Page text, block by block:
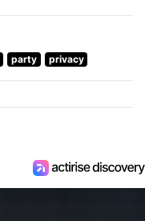
party privacy